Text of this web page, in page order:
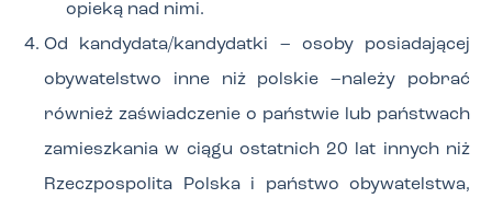
opieką nad nimi.
Od kandydata/kandydatki – osoby posiadającej
obywatelstwo inne niż polskie –należy pobrać
również zaświadczenie o państwie lub państwach
zamieszkania w ciągu ostatnich 20 lat innych niż
Rzeczpospolita Polska i państwo obywatelstwa,